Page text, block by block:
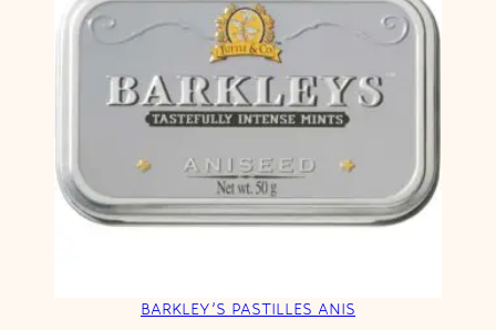
BARKLEY’S PASTILLES ANIS